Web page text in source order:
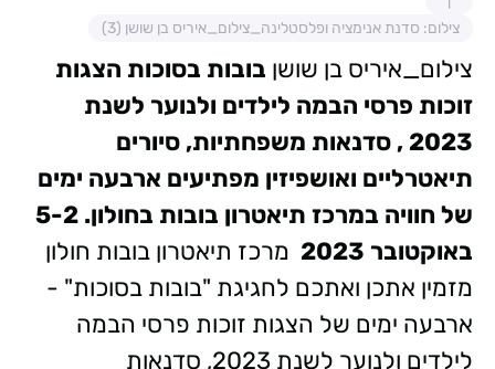
צילום: סדנת אנימציה ופלסטלינה_צילום_איריס בן שושן (3)
צילום_איריס בן שושן בובות בסוכות הצגות
זוכות פרסי הבמה לילדים ולנוער לשנת
2023, סדנאות משפחתיות, סיורים
תיאטרליים ואושפיזין מפתיעים ארבעה ימים
של חוויה במרכז תיאטרון בובות בחולון. 5-2
באוקטובר 2023
מרכז תיאטרון בובות חולון
מזמין אתכן ואתכם לחגיגת "בובות בסוכות" -
ארבעה ימים של הצגות זוכות פרסי הבמה
לילדים ולנוער לשנת 2023, סדנאות